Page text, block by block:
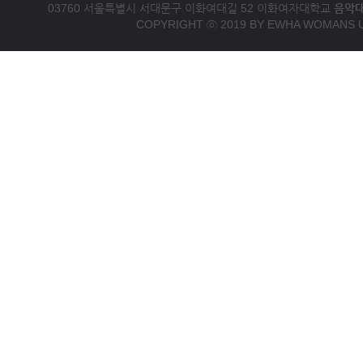
03760 서울특별시 서대문구 이화여대길 52 이화여자대학교음악
COPYRIGHT ⓒ 2019 BY EWHA WOMANS